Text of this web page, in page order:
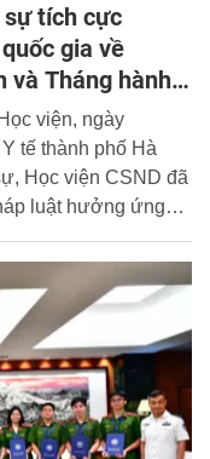
sự tích cực
gia về
và Tháng hành
viện, ngày
tế thành phố Hà
Học viện CSND đã
luật hưởng ứng
2026.